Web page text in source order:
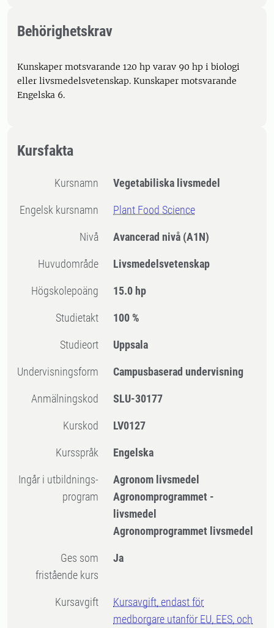
Behörighetskrav
Kunskaper motsvarande 120 hp varav 90 hp i biologi
eller livsmedelsvetenskap. Kunskaper motsvarande
Engelska 6.
Kursfakta
Kursnamn Vegetabiliska livsmedel
Engelsk kursnamn Plant Food Science
Nivå Avancerad nivå (A1N)
Huvudområde Livsmedelsvetenskap
högskolepoäng 15.0 hp
Studietakt 100 %
Studieort Uppsala
Undervisningsform Campusbaserad undervisning
Anmälningskod SLU-30177
Kurskod LV0127
Kursspråk Engelska
Ingår i utbildnings-
program
Agronom livsmedel
Agronomprogrammet -
livsmedel
Agronomprogrammet livsmedel
Ges som
fristående kurs
Ja
Kursavgift
Kursavgift, endast för
medborgare utanför EU, EES, och